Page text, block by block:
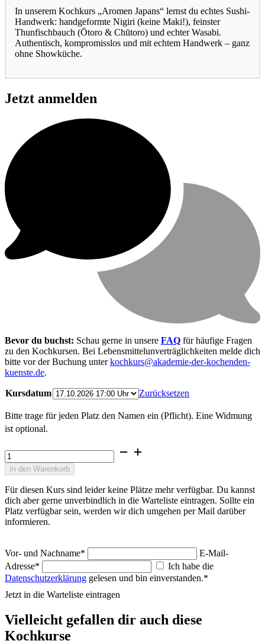
In unserem Kochkurs „Aromen Japans“ lernst du echtes Sushi-
Handwerk: handgeformte Nigiri (keine Maki!), feinster
Thunfischbauch (Ōtoro & Chūtoro) und echter Wasabi.
Authentisch, kompromisslos und mit echtem Handwerk – ganz
ohne Showküche.
Jetzt anmelden
Bevor du buchst: Schau gerne in unsere FAQ für häufige Fragen
zu den Kochkursen. Bei Lebensmittel­unverträglichkeiten melde dich
bitte vor der Buchung unterkochkurs@akademie-der-kochenden-
kuenste.de.
Kursdatum Zurücksetzen
Bitte trage für jeden Platz den Namen ein (Pflicht). Eine Widmung
ist optional.
Japanischer
Kochkurs
Aromen
Präzision
&
Technik
Menge
In den Warenkorb
Für diesen Kurs sind leider keine Plätze mehr verfügbar. Du kannst
dich aber gerne unverbindlich in die Warteliste eintragen. Sollte ein
Platz verfügbar sein, werden wir dich umgehen per Mail darüber
informieren.
Vor- und Nachname*
E-Mail-
Adresse*
Ich habe die
Datenschutzerklärung gelesen und bin einverstanden.*
Jetzt in die Warteliste eintragen
Vielleicht gefallen dir auch diese
Kochkurse